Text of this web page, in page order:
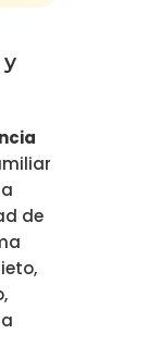
de